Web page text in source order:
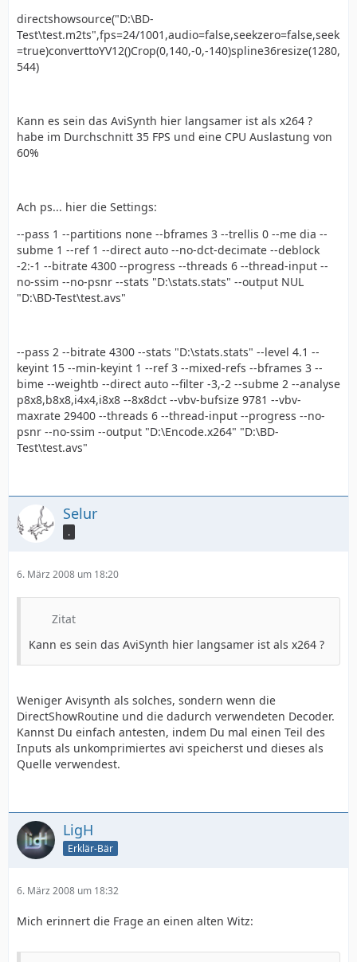
directshowsource("D:\BD-
Test\test.m2ts",fps=24/1001,audio=false,seekzero=false,seek
=true)converttoYV12()Crop(0,140,-0,-140)spline36resize(1280,
544)
Kann es sein das AviSynth hier langsamer ist als x264 ?
habe im Durchschnitt 35 FPS und eine CPU Auslastung von
60%
Ach ps... hier die Settings:
--pass 1 --partitions none --bframes 3 --trellis 0 --me dia --
subme 1 --ref 1 --direct auto --no-dct-decimate --deblock
-2:-1 --bitrate 4300 --progress --threads 6 --thread-input --
no-ssim --no-psnr --stats "D:\stats.stats" --output NUL
"D:\BD-Test\test.avs"
--pass 2 --bitrate 4300 --stats "D:\stats.stats" --level 4.1 --
keyint 15 --min-keyint 1 --ref 3 --mixed-refs --bframes 3 --
bime --weightb --direct auto --filter -3,-2 --subme 2 --analyse
p8x8,b8x8,i4x4,i8x8 --8x8dct --vbv-bufsize 9781 --vbv-
maxrate 29400 --threads 6 --thread-input --progress --no-
psnr --no-ssim --output "D:\Encode.x264" "D:\BD-
Test\test.avs"
Selur
.
6. März 2008 um 18:20
Zitat
Kann es sein das AviSynth hier langsamer ist als x264 ?
Weniger Avisynth als solches, sondern wenn die
DirectShowRoutine und die dadurch verwendeten Decoder.
Kannst Du einfach antesten, indem Du mal einen Teil des
Inputs als unkomprimiertes avi speicherst und dieses als
Quelle verwendest.
LigH
Erklär-Bär
6. März 2008 um 18:32
Mich erinnert die Frage an einen alten Witz: